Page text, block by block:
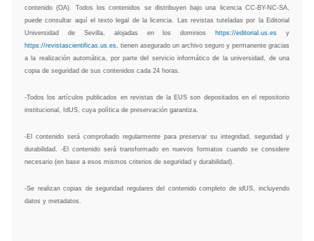
contenido (OA). Todos los contenidos se distribuyen bajo una licencia CC-BY-NC-SA,
puede consultar aquí el texto legal de la licencia. Las revistas tuteladas por la Editorial
Universidad de Sevilla, alojadas en los dominios https://editorial.us.es y
https://revistascientificas.us.es, tienen asegurado un archivo seguro y permanente gracias
a la realización automática, por parte del servicio informático de la universidad, de una
copia de seguridad de sus contenidos cada 24 horas.
-Todos los artículos publicados en revistas de la EUS son depositados en el repositorio
institucional, IdUS, cuya política de preservación garantiza.
-El contenido será comprobado regularmente para preservar su integridad, seguridad y
durabilidad. -El contenido será transformado en nuevos formatos cuando se considere
necesario (en base a esos mismos criterios de seguridad y durabilidad).
-Se realizan copias de seguridad regulares del contenido completo de idUS, incluyendo
datos y metadatos.